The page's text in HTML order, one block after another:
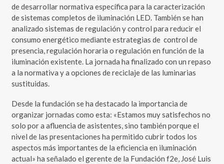
de desarrollar normativa específica para la caracterización
de sistemas completos de iluminación LED. También se han
analizado sistemas de regulación y control para reducir el
consumo energético mediante estrategias de control de
presencia, regulación horaria o regulación en función de la
iluminación existente. La jornada ha finalizado con un repaso
a la normativa y a opciones de reciclaje de las luminarias
sustituidas.
Desde la fundación se ha destacado la importancia de
organizar jornadas como esta: «Estamos muy satisfechos no
solo por a afluencia de asistentes, sino también porque el
nivel de las presentaciones ha permitido cubrir todos los
aspectos más importantes de la eficiencia en iluminación
actual» ha señalado el gerente de la Fundación f2e, José Luis